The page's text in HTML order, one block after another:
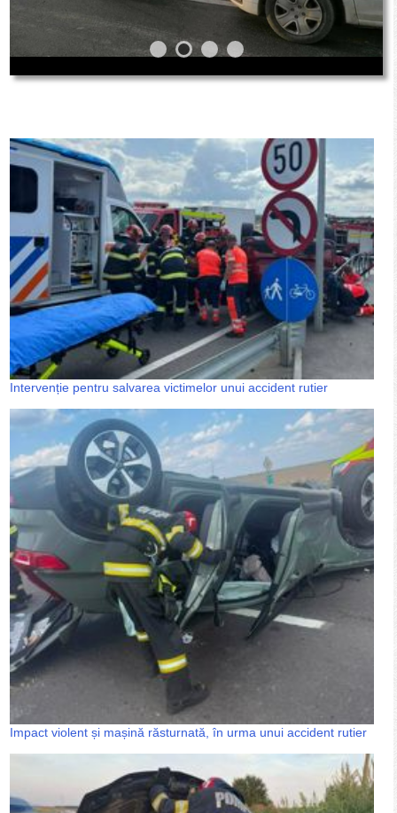
Intervenție pentru salvarea victimelor unui accident rutier
Impact violent și mașină răsturnată, în urma unui accident rutier